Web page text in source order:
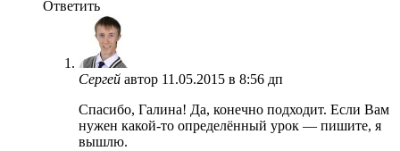
Ответить
Сергей автор 11.05.2015 в 8:56 дп
Спасибо, Галина! Да, конечно подходит. Если Вам
нужен какой-то определённый урок — пишите, я
вышлю.